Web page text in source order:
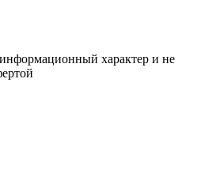
характер и не